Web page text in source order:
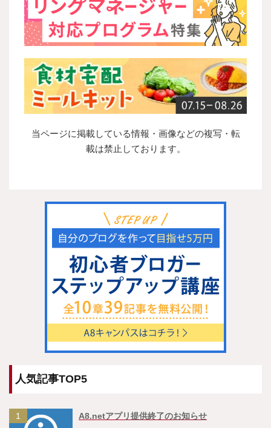
当ページに掲載している情報・画像などの複写・転
載は禁止しております。
人気記事TOP5
1 A8.netアプリ提供終了のお知らせ